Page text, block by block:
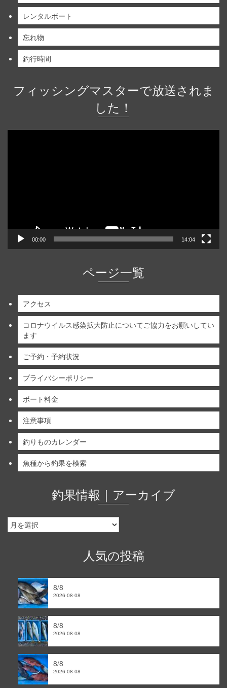
レンタルボート
忘れ物
釣行時間
フィッシングマスターで放送されま
した！
00:00 14:04
ページ一覧
アクセス
コロナウイルス感染拡大防止についてご協力をお願いしてい
ます
ご予約・予約状況
プライバシーポリシー
ボート料金
注意事項
釣りものカレンダー
魚種から釣果を検索
釣果情報｜アーカイブ
釣
果
人気の投稿
8/8
2026-08-08
8/8
2026-08-08
8/8
2026-08-08